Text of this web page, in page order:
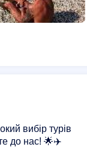
вибір турів
до нас! 🌟✈️